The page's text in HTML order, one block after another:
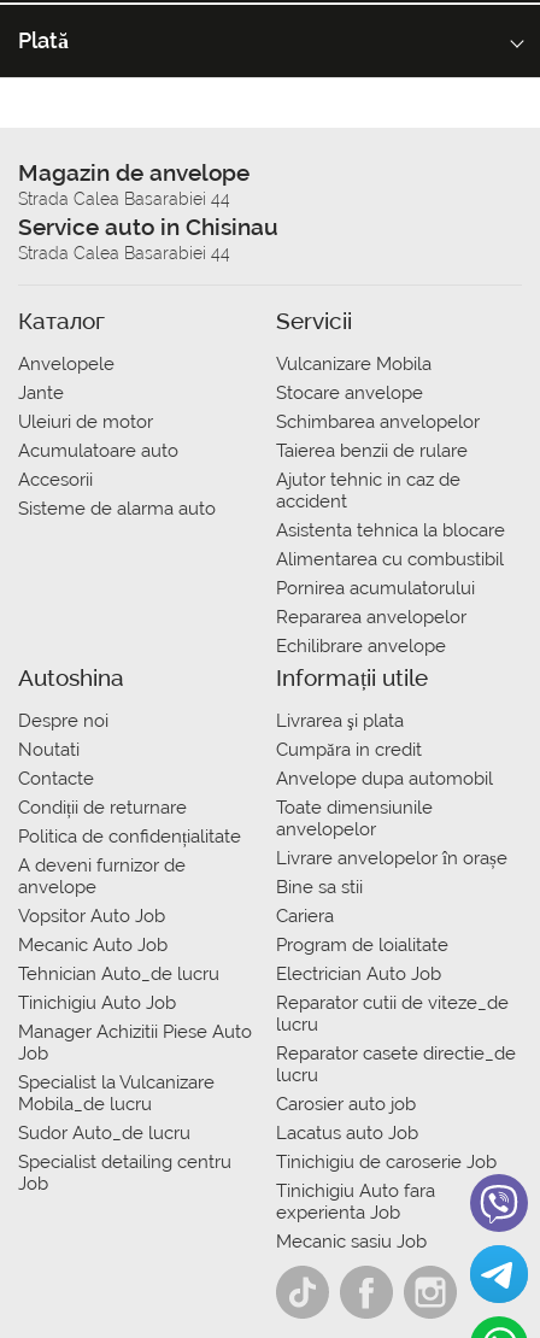
Plată
Magazin de anvelope
Strada Calea Basarabiei 44
Service auto in Chisinau
Strada Calea Basarabiei 44
Каталог
Anvelopele
Jante
Uleiuri de motor
Acumulatoare auto
Accesorii
Sisteme de alarma auto
Servicii
Vulcanizare Mobila
Stocare anvelope
Schimbarea anvelopelor
Taierea benzii de rulare
Ajutor tehnic in caz de
accident
Asistenta tehnica la blocare
Alimentarea cu combustibil
Pornirea acumulatorului
Repararea anvelopelor
Echilibrare anvelope
Autoshina
Despre noi
Noutati
Contacte
Condiții de returnare
Politica de confidențialitate
A deveni furnizor de
anvelope
Vopsitor Auto Job
Mecanic Auto Job
Tehnician Auto_de lucru
Tinichigiu Auto Job
Manager Achizitii Piese Auto
Job
Specialist la Vulcanizare
Mobila_de lucru
Sudor Auto_de lucru
Specialist detailing centru
Job
Informații utile
Livrarea şi plata
Сumpăra in credit
Anvelope dupa automobil
Toate dimensiunile
anvelopelor
Livrare anvelopelor în orașe
Bine sa stii
Cariera
Program de loialitate
Electrician Auto Job
Reparator cutii de viteze_de
lucru
Reparator casete directie_de
lucru
Carosier auto job
Lacatus auto Job
Tinichigiu de caroserie Job
Tinichigiu Auto fara
experienta Job
Mecanic sasiu Job